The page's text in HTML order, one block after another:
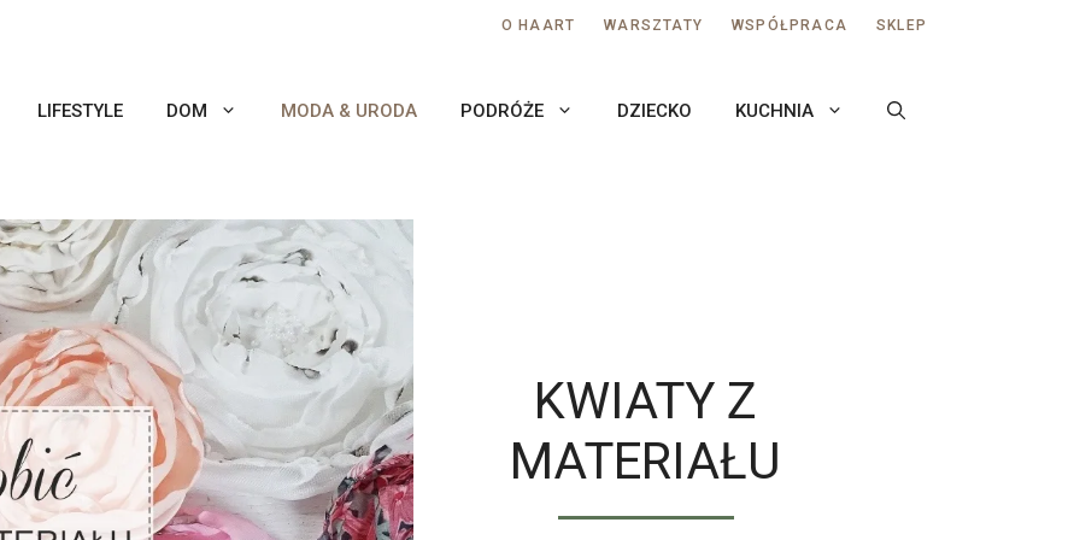
O HAART WARSZTATY WSPÓŁPRACA SKLEP
LIFESTYLE DOM MODA & URODA PODRÓŻE DZIECKO KUCHNIA
KWIATY Z
MATERIAŁU